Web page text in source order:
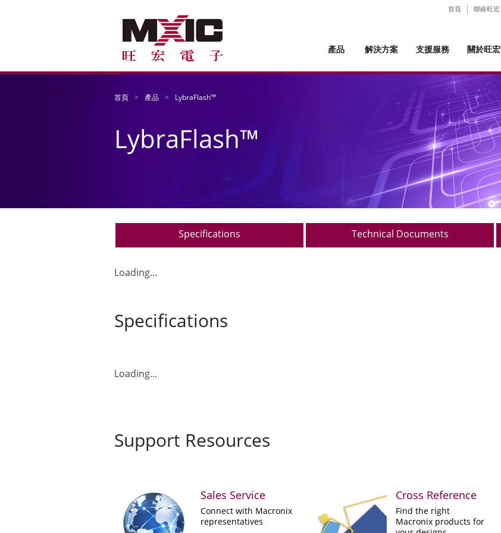
首頁 聯絡旺宏
關於旺宏
支援服務
解決方案
產品
首頁 產品 LybraFlash™
LybraFlash™
Specifications Technical Documents
Loading...
Specifications
Loading...
Support Resources
Sales Service
Connect with Macronix
representatives
Cross Reference
Find the right
Macronix products for